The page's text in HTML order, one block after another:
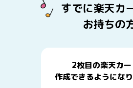
すでに楽天カ
お持ちの
2枚目の楽天カ
作成できるようにな